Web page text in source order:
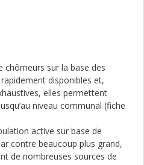
chômeurs sur la base des
disponibles et,
elles permettent
niveau communal (fiche
active sur base de
contre beaucoup plus grand,
de nombreuses sources de